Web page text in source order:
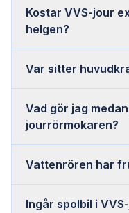
Kostar VVS-jour
helgen?
Var sitter
Vad gör jag
jourrörmokaren?
Vattenrören har
Ingår spolbil i